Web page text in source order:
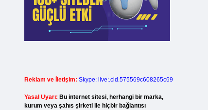
Reklam ve İletişim: Skype: live:.cid.575569c608265c69
Yasal Uyarı: Bu internet sitesi, herhangi bir marka,
kurum veya şahıs şirketi ile hiçbir bağlantısı